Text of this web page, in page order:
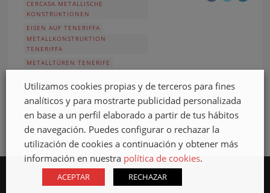
CERCASA METALLISCHE
KONSTRUKTIONEN
EISEN AUF TENERIFFA
METALLKONSTRUKTION
TENERIFFA
METALLTÜREN TENERIFE
ZÄUNE TENERIFFA
Utilizamos cookies propias y de terceros para fines
analíticos y para mostrarte publicidad personalizada
en base a un perfil elaborado a partir de tus hábitos
de navegación. Puedes configurar o rechazar la
utilización de cookies a continuación y obtener más
información en nuestra política de cookies.
ACEPTAR RECHAZAR